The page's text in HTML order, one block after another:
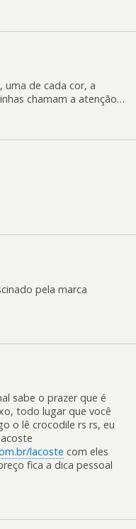
uma de cada cor, a
chamam a atenção…
pela marca
sabe o prazer que é
todo lugar que você
o lê crocodile rs rs, eu
lacoste com eles
fica a dica pessoal